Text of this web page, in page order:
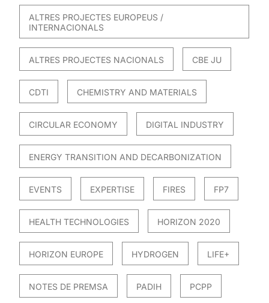
ALTRES PROJECTES EUROPEUS /
INTERNACIONALS
ALTRES PROJECTES NACIONALS CBE JU
CDTI CHEMISTRY AND MATERIALS
CIRCULAR ECONOMY DIGITAL INDUSTRY
ENERGY TRANSITION AND DECARBONIZATION
EVENTS EXPERTISE FIRES FP7
HEALTH TECHNOLOGIES HORIZON 2020
HORIZON EUROPE HYDROGEN LIFE+
NOTES DE PREMSA PADIH PCPP